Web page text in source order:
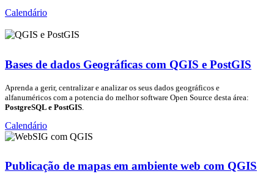
Calendário
Bases de dados Geográficas com QGIS e PostGIS
Aprenda a gerir, centralizar e analizar os seus dados geográficos e
alfanuméricos com a potencia do melhor software Open Source desta área:
PostgreSQL e PostGIS
Calendário
Publicação de mapas em ambiente web com QGIS